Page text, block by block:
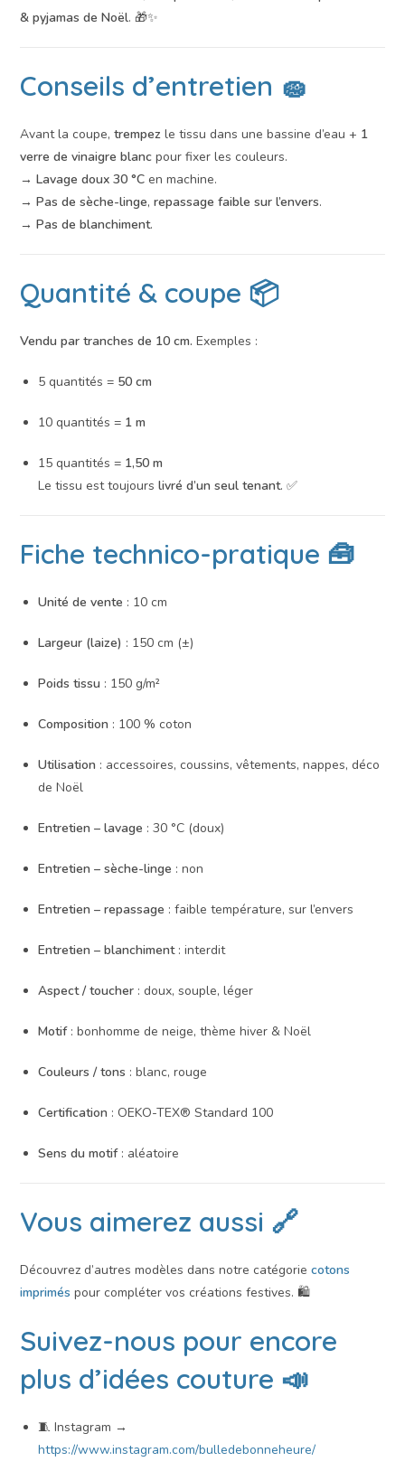
& pyjamas de Noël. 🎁✨
Conseils d’entretien 🧽
Avant la coupe,trempez le tissu dans une bassine d’eau + 1
verre de vinaigre blanc pour fixer les couleurs.
→Lavage doux 30 °C en machine.
→Pas de sèche-linge,repassage faible sur l’envers.
→Pas de blanchiment.
Quantité & coupe 📦
Vendu par tranches de 10 cm. Exemples :
5 quantités = 50 cm
10 quantités = 1 m
15 quantités = 1,50 m
Le tissu est toujourslivré d’un seul tenant. ✅
Fiche technico-pratique 🧰
Unité de vente : 10 cm
Largeur (laize) : 150 cm (±)
Poids tissu : 150 g/m²
Composition : 100 % coton
Utilisation : accessoires, coussins, vêtements, nappes, déco
de Noël
Entretien – lavage : 30 °C (doux)
Entretien – sèche-linge : non
Entretien – repassage : faible température, sur l’envers
Entretien – blanchiment: interdit
Aspect / toucher : doux, souple, léger
Motif: bonhomme de neige, thème hiver & Noël
Couleurs / tons : blanc, rouge
Certification : OEKO-TEX® Standard 100
Sens du motif: aléatoire
Vous aimerez aussi 🔗
Découvrez d’autres modèles dans notre catégoriecotons
imprimés pour compléter vos créations festives. 🛍️
Suivez-nous pour encore
plus d’idées couture 📣
🧵 Instagram →
https://www.instagram.com/bulledebonneheure/